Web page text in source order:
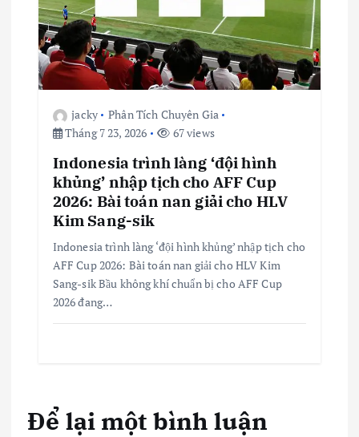
jacky
Phân Tích Chuyên Gia
Tháng 7 23, 2026
67 views
Indonesia trình làng ‘đội hình
khủng’ nhập tịch cho AFF Cup
2026: Bài toán nan giải cho HLV
Kim Sang-sik
Indonesia trình làng ‘đội hình khủng’ nhập tịch cho
AFF Cup 2026: Bài toán nan giải cho HLV Kim
Sang-sik Bầu không khí chuẩn bị cho AFF Cup
2026 đang…
Để lại một bình luận